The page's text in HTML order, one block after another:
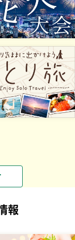
ウで開きます
カス移動します
報